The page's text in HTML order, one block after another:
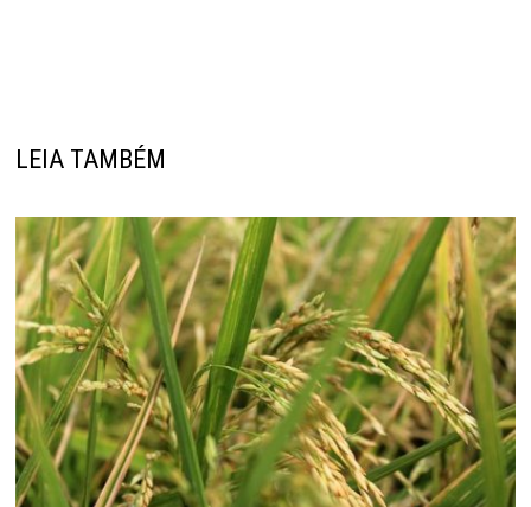
LEIA TAMBÉM